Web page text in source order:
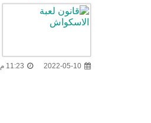
2022-05-10 11:23 م